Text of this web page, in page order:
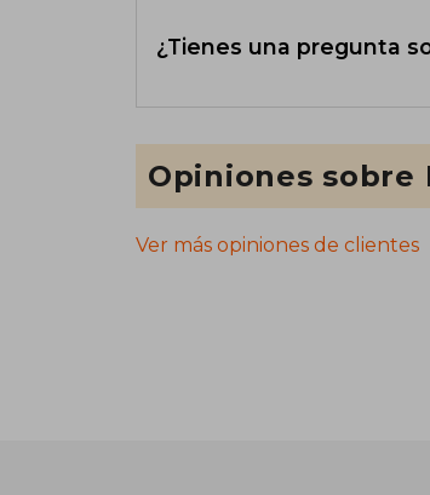
¿Tienes una pregunta
Opiniones sobre
Ver más opiniones de clientes